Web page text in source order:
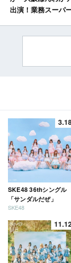
出演！業務スーパ
SKE48 36thシングル
「サンダルだぜ」
SKE48